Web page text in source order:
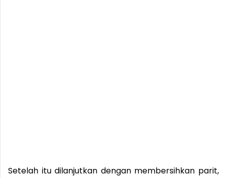
Setelah itu dilanjutkan dengan membersihkan parit,